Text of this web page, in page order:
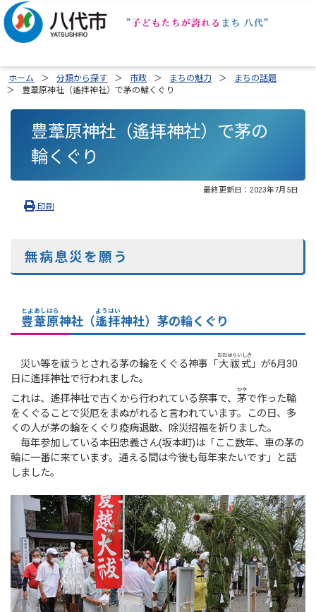
ホーム 分類から探す 市政 まちの魅力
まちの話題
豊葦原神社（遙拝神社）で茅の輪くぐり
豊葦原神社（遙拝神社）で茅の
輪くぐり
最終更新日： 2023年7月5日
印刷
無病息災を願う
豊葦原
とよあしはら
神社（遙拝
ようはい
神社）茅の輪くぐり
災い等を祓うとされる茅の輪をくぐる神事「 大祓式
おおはらいしき
」が6月30
日に遙拝神社で行われました。
これは、遙拝神社で古くから行われている祭事で、茅
かや
で作った輪
をくぐることで災厄をまぬがれると言われています。この日、多
くの人が茅の輪をくぐり疫病退散、除災招福を祈りました。
毎年参加している本田忠義さん(坂本町)は「ここ数年、車の茅の
輪に一番に来ています。通える間は今後も毎年来たいです」と話
しました。